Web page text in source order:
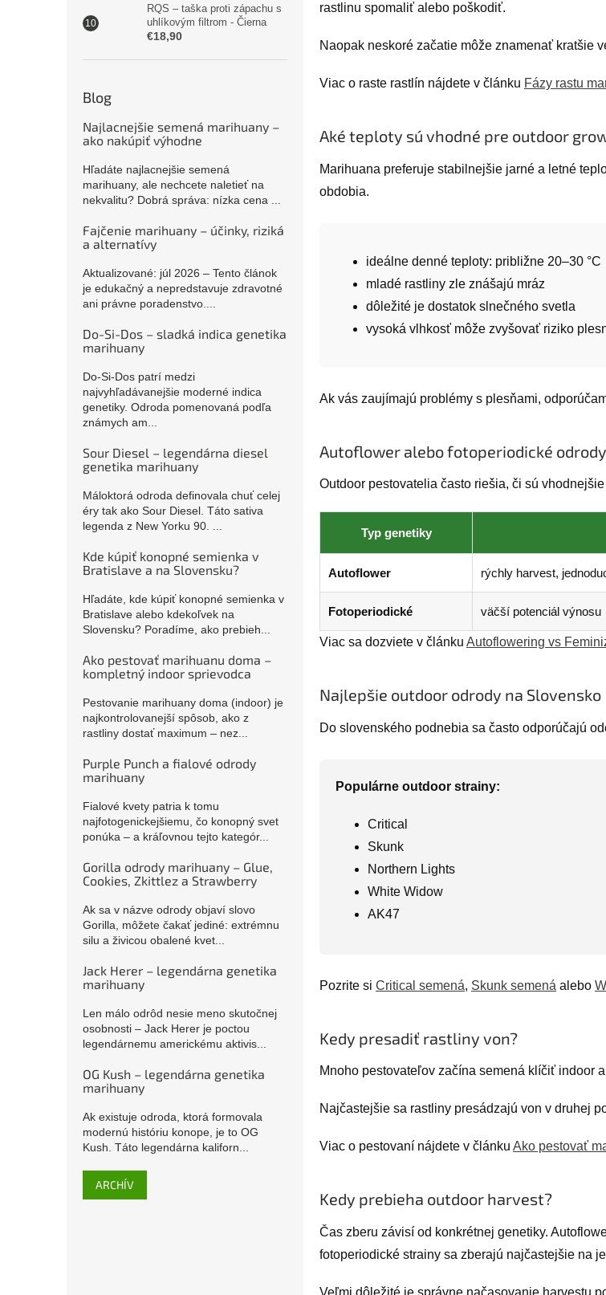
RQS – taška proti zápachu s
uhlíkovým filtrom - Čierna
€18,90
Blog
Najlacnejšie semená marihuany –
ako nakúpiť výhodne
Hľadáte najlacnejšie semená
marihuany, ale nechcete naletieť na
nekvalitu? Dobrá správa: nízka cena ...
Fajčenie marihuany – účinky, riziká
a alternatívy
Aktualizované: júl 2026 – Tento článok
je edukačný a nepredstavuje zdravotné
ani právne poradenstvo....
Do-Si-Dos – sladká indica genetika
marihuany
Do-Si-Dos patrí medzi
najvyhľadávanejšie moderné indica
genetiky. Odroda pomenovaná podľa
známych am...
Sour Diesel – legendárna diesel
genetika marihuany
Máloktorá odroda definovala chuť celej
éry tak ako Sour Diesel. Táto sativa
legenda z New Yorku 90. ...
Kde kúpiť konopné semienka v
Bratislave a na Slovensku?
Hľadáte, kde kúpiť konopné semienka v
Bratislave alebo kdekoľvek na
Slovensku? Poradíme, ako prebieh...
Ako pestovať marihuanu doma –
kompletný indoor sprievodca
Pestovanie marihuany doma (indoor) je
najkontrolovanejší spôsob, ako z
rastliny dostať maximum – nez...
Purple Punch a fialové odrody
marihuany
Fialové kvety patria k tomu
najfotogenickejšiemu, čo konopný svet
ponúka – a kráľovnou tejto kategór...
Gorilla odrody marihuany – Glue,
Cookies, Zkittlez a Strawberry
Ak sa v názve odrody objaví slovo
Gorilla, môžete čakať jediné: extrémnu
silu a živicou obalené kvet...
Jack Herer – legendárna genetika
marihuany
Len málo odrôd nesie meno skutočnej
osobnosti – Jack Herer je poctou
legendárnemu americkému aktivis...
OG Kush – legendárna genetika
marihuany
Ak existuje odroda, ktorá formovala
modernú históriu konope, je to OG
Kush. Táto legendárna kaliforn...
ARCHÍV
rastlinu spomaliť alebo poškodiť.
Naopak neskoré začatie môže znamenať kratšie
Viac o raste rastlín nájdete v článku Fázy rastu
Aké teploty sú vhodné pre outdoor
Marihuana preferuje stabilnejšie jarné a letné
obdobia.
ideálne denné teploty: približne 20–30 °C
mladé rastliny zle znášajú mráz
dôležité je dostatok slnečného svetla
vysoká vlhkosť môže zvyšovať riziko
Ak vás zaujímajú problémy s plesňami,
Autoflower alebo fotoperiodické
Outdoor pestovatelia často riešia, či sú
Typ genetiky
Autoflower rýchly harvest,
Fotoperiodické väčší potenciál výnosu
Viac sa dozviete v článku Autoflowering vs
Najlepšie outdoor odrody na Slovensko
Do slovenského podnebia sa často odporúčajú
Populárne outdoor strainy:
Critical
Skunk
Northern Lights
White Widow
AK47
Pozrite si Critical semená, Skunk semená alebo
Kedy presadiť rastliny von?
Mnoho pestovateľov začína semená klíčiť indoor
Najčastejšie sa rastliny presádzajú von v druhej
Viac o pestovaní nájdete v článku Ako pestovať
Kedy prebieha outdoor harvest?
Čas zberu závisí od konkrétnej genetiky.
fotoperiodické strainy sa zberajú najčastejšie na
Veľmi dôležité je správne načasovanie harvestu